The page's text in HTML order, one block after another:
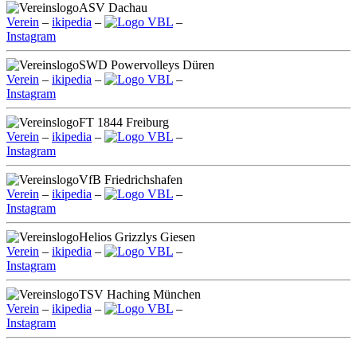
ASV Dachau
Verein – ikipedia – VBL –
Instagram
SWD Powervolleys Düren
Verein – ikipedia – VBL –
Instagram
FT 1844 Freiburg
Verein – ikipedia – VBL –
Instagram
VfB Friedrichshafen
Verein – ikipedia – VBL –
Instagram
Helios Grizzlys Giesen
Verein – ikipedia – VBL –
Instagram
TSV Haching München
Verein – ikipedia – VBL –
Instagram